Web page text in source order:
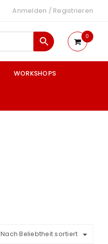
Anmelden / Registrieren
0
WORKSHOPS
Nach Beliebtheit sortiert